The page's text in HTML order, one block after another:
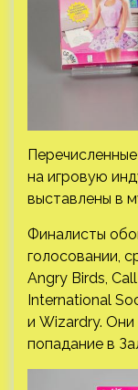
на игровую
выставлены в
Финалисты
голосовании,
Angry Birds,
International
и Wizardry. Они
попадание в